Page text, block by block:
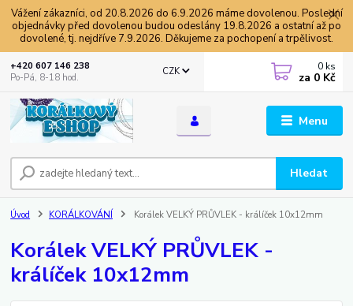
Vážení zákazníci, od 20.8.2026 do 6.9.2026 máme dovolenou. Poslední
objednávky před dovolenou budou odeslány 19.8.2026 a ostatní až po
dovolené, tj. nejdříve 7.9.2026. Děkujeme za pochopení a trpělivost.
Menu
CZK
Hledat
+420 607 146 238
Po-Pá, 8-18 hod.
0 ks
za 0 Kč
Úvod KORÁLKOVÁNÍ Korálek VELKÝ PRŮVLEK - králíček 10x12mm
Korálek VELKÝ PRŮVLEK -
králíček 10x12mm